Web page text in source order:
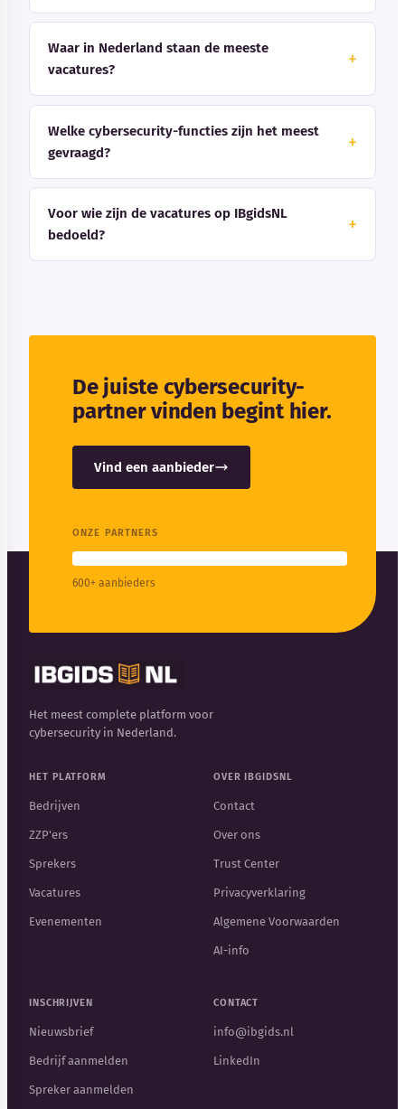
Waar in Nederland staan de meeste
vacatures?
Welke cybersecurity-functies zijn het meest
gevraagd?
Voor wie zijn de vacatures op IBgidsNL
bedoeld?
De juiste cybersecurity-
partner vinden begint hier.
Vind een aanbieder
ONZE PARTNERS
600+ aanbieders
Het meest complete platform voor
cybersecurity in Nederland.
HET PLATFORM
Bedrijven
ZZP'ers
Sprekers
Vacatures
Evenementen
OVER IBGIDSNL
Contact
Over ons
Trust Center
Privacyverklaring
Algemene Voorwaarden
AI-info
INSCHRIJVEN
Nieuwsbrief
Bedrijf aanmelden
Spreker aanmelden
CONTACT
info@ibgids.nl
LinkedIn